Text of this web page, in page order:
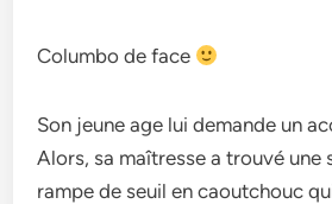
Columbo de face
Son jeune age lui demande un
Alors, sa maîtresse a trouvé une
rampe de seuil en caoutchouc